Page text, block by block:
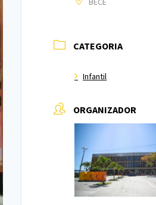
CATEGORIA
Infantil
ORGANIZADOR